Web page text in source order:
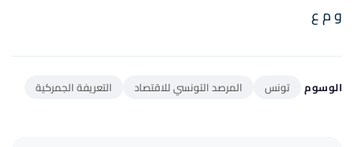
و م ع
الوسوم تونس المرصد التونسي للاقتصاد التعريفة الجمركية